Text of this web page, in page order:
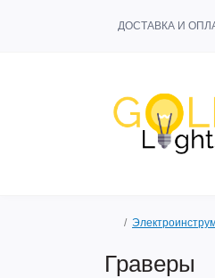
ДОСТАВКА И
Граверы